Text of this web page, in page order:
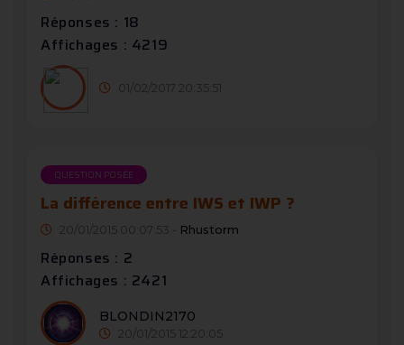
Réponses : 18
Affichages : 4219
01/02/2017 20:35:51
QUESTION POSÉE
La différence entre IWS et IWP ?
20/01/2015 00:07:53 - Rhustorm
Réponses : 2
Affichages : 2421
BLONDIN2170
20/01/2015 12:20:05